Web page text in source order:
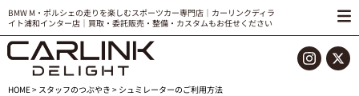
BMW M・ポルシェの走りを楽しむスポーツカー専門店｜カーリンクディラ
イト浦和インター店｜買取・委託販売・整備・カスタムもお任せください
HOME> スタッフのつぶやき > シュミレーターのご利用方法